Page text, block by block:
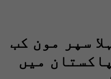
سپر مون کب
میں